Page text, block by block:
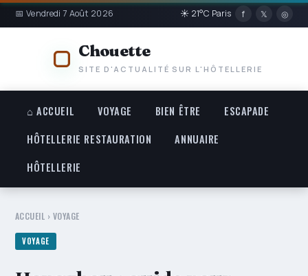
📅 Vendredi 7 Août 2026 ☀ 21°C Paris f 𝕏 ◎
Chouette
SITE D'ACTUALITÉ SUR L'HÔTELLERIE
⌂ ACCUEIL VOYAGE BIEN ÊTRE
ESCAPADE
HÔTELLERIE RESTAURATION
ANNUAIRE
HÔTELLERIE
ACCUEIL › VOYAGE
VOYAGE